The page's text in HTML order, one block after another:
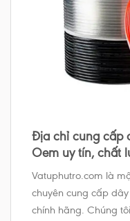
Địa chỉ cung cấp
Oem uy tín, chất
Vatuphutro.com là
chuyên cung cấp
chính hãng. Chúng